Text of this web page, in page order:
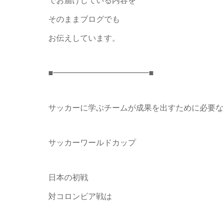
そのままブログでも
お伝えしています。
■━━━━━━━━━━━━■
サッカーに学ぶチームが成果を出すために必要
サッカーワールドカップ
日本の初戦
対コロンビア戦は